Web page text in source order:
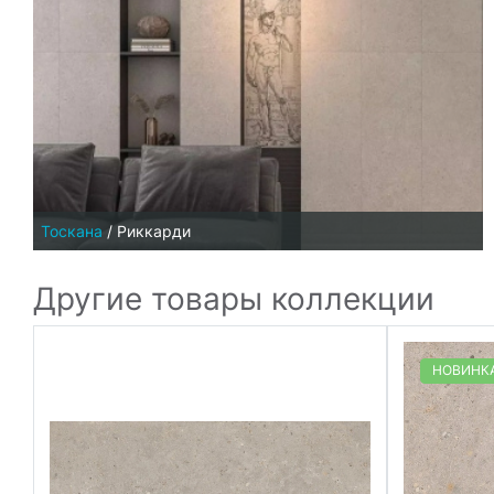
Тоскана / Риккарди
Другие товары коллекции